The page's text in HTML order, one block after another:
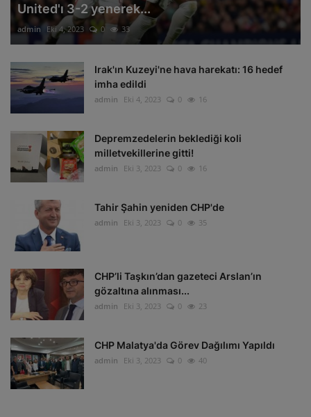
United'ı 3-2 yenerek...
admin Eki 4, 2023 0 33
Irak'ın Kuzeyi'ne hava harekatı: 16 hedef
imha edildi
admin Eki 4, 2023 0 16
Depremzedelerin beklediği koli
milletvekillerine gitti!
admin Eki 3, 2023 0 16
Tahir Şahin yeniden CHP'de
admin Eki 3, 2023 0 35
CHP’li Taşkın’dan gazeteci Arslan’ın
gözaltına alınması...
admin Eki 3, 2023 0 23
CHP Malatya'da Görev Dağılımı Yapıldı
admin Eki 3, 2023 0 40